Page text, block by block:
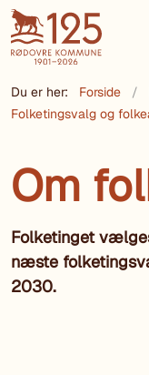
Du er her: Forside
Folketingsvalg og
Om
Folketinget
næste
2030.